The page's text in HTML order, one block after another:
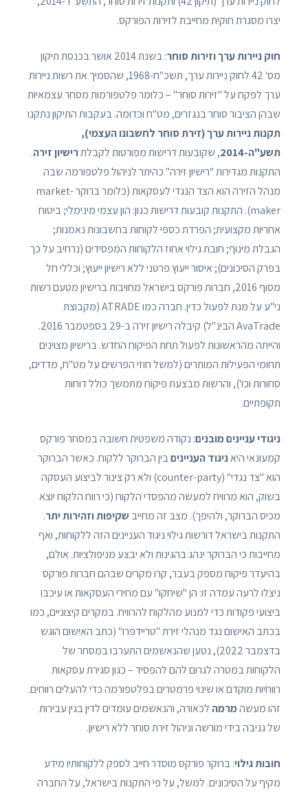
יצרו מסגרת חוקית מחייבת לזירות הפורקס.
חוק ניירות ערך וזירות סוחר
: בשנת 2014 אושר בכנסת תיקון
מס' 42 לחוק ניירות ערך, תשכ"ח-1968, שהסמיך את רשות ניירות
ערך לפקח על "זירות סוחר" – כלומר פלטפורמות מסחר עצמאיות
שבהן הציבור סוחר בנגזרים, מט"ח וכדומה. בעקבות התיקון נתקנו
תקנות ניירות ערך (זירת סוחר לחשבונו העצמי),
תשע"ה-2014
, שקובעות דרישות מפורטות לקבלתרישיון זירה.
התקנות מגדירות "רישיון זירה" כהיתר לניהול פלטפורמה שבה
מנהל הזירה הוא הצד הנגדי לעסקאות (כלומר ברוקר market-
maker). התקנות קובעות דרישות כגון: הון עצמי מינימלי; ביטוח
אחריות מקצועית; הפרדת כספי לקוחות בחשבונות נאמנות;
הגבלת מינוף; חובת גילוי אחוז הלקוחות המפסידים (נרחיב על כך
בפרק הסיכונים); איסור ייעוץ פרטני ללא רישיון ייעוץ; וכללי חל
מסוף 2016, חברות פורקס בישראל מחויבות ברישיון מטעם רשות
ני"ע על מנת לפעול כדין. חברה כמו ATRADE (מקבוצת
AvaTrade הבינ"ל) קיבלה רישיון זירה ב-29 בספטמבר 2016.
והייתה מהראשונות לפעול תחת הפיקוח החדש. ברישיון מצוינים
תחומי הפעילות המותרים (למשל חוזי הפרשים על מט"ח, מדדים,
סחורות וכו'), והרשות מבצעת פיקוח מתמשך כולל דוחות
תקופתיים.
ניגודי עניינים מובנים: נקודה משפטית חשובה במסחר פורקס
קמעונאי היאניגוד הענייניםבין הברוקר ללקוח. כאשר הברוקר
הוא "צד נגדי" (counter-party) ולא רק צינור לביצוע העסקה
בשוק, הוא מרוויח למעשה מהפסדי הלקוח (כי רווח הלקוח יוצא
מכיס הברוקר, ולהיפך). מצב זה מחייב שקיפות וזהירות יתר.
התקנות בישראל דורשות גילוי ניגוד העניינים הזה ללקוחות, ואף
מחייבות כי הברוקר ינהג בהגינות ולא יבצע מניפולציות. אולם,
בהיעדר פיקוח מספק בעבר, קרו מקרים שבהם חברות פורקס
ניצלו לרעה עמדה זו: הן "שיחקו" עם מחירי העסקאות או עיכבו
ביצועי פקודות כדי למנוע מהלקוח להרוויח. במקרים קיצוניים, כמו
בכתב האישום נגד מנהלי זירת "טריידפרו" (כתב האישום הוגש
בדצמבר 2022), נטען שהנאשמים התערבו במסחר של
הלקוחות במטרה לגרום להם להפסיד – כגון סגירת עסקאות
רווחיות מוקדם או שינוי פרמטרים בפלטפורמה כדי להעלים רווחים.
זהו מעשהמרמה לכאורה, והנאשמים עומדים לדין בגין עבירות
של גניבה בידי מורשה וניהול זירת סוחר ללא רישיון.
חובות גילוי: ברוקר פורקס מוסדר חייב לספק ללקוחותיו מידע
מקיף על הסיכונים. למשל, על פי התקנות בישראל, על החברה